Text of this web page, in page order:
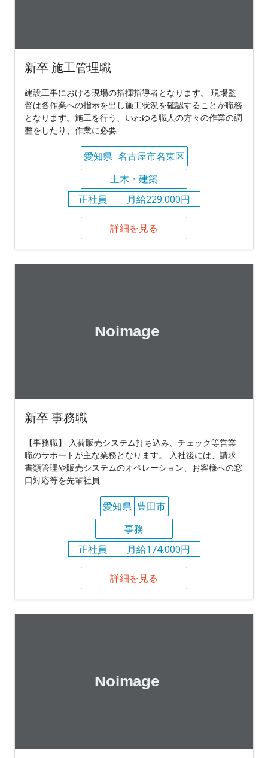
新卒 施工管理職
建設工事における現場の指揮指導者となります。 現場監
督は各作業への指示を出し施工状況を確認することが職務
となります。施工を行う、いわゆる職人の方々の作業の調
整をしたり、作業に必要
愛知県 名古屋市名東区
土木・建築
正社員
月給229,000円
詳細を見る
新卒 事務職
【事務職】 入荷販売システム打ち込み、チェック等営業
職のサポートが主な業務となります。 入社後には、請求
書類管理や販売システムのオペレーション、お客様への窓
口対応等を先輩社員
愛知県 豊田市
事務
正社員
月給174,000円
詳細を見る